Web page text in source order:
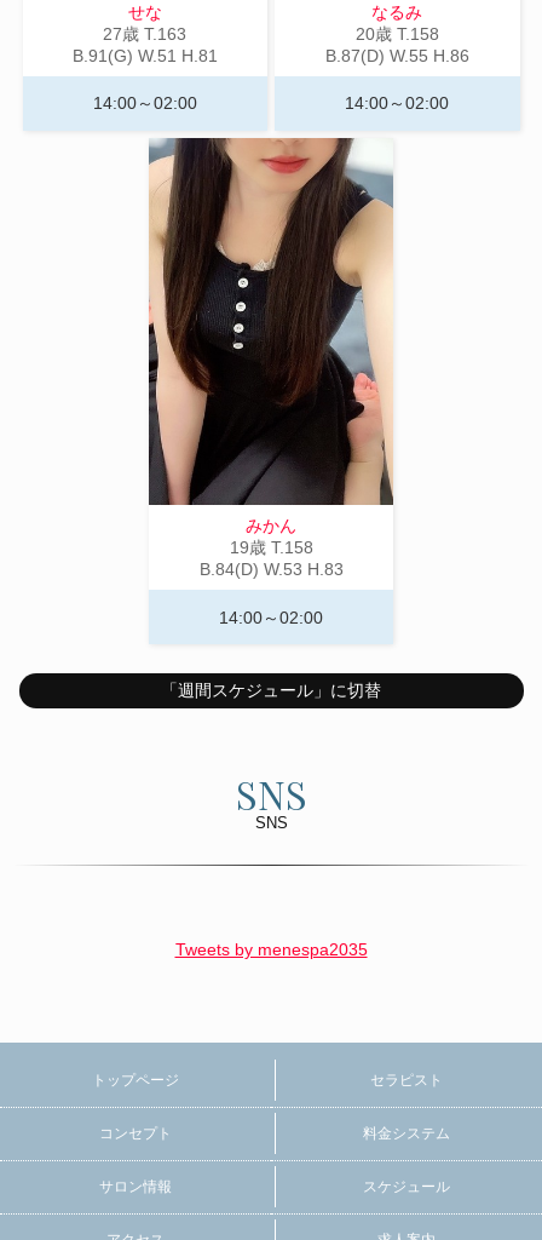
せな
27歳 T.163
B.91(G) W.51 H .81
14:00～02:00
なるみ
20歳 T.158
B.87(D) W.55 H .86
14:00～02:00
みかん
19歳 T.158
B.84(D) W.53 H.83
14:00～02:00
「週間スケジュール」に切替
SNS
SNS
Tweets by menespa2035
トップページ セラピスト
コンセプト 料金システム
サロン情報 スケジュール